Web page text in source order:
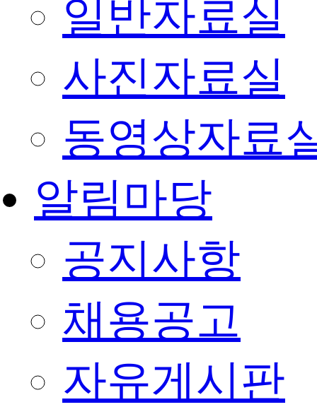
일반자료실
사진자료실
동영상자료
알림마당
공지사항
채용공고
자유게시판